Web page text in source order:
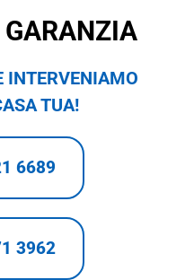
GARANZIA
INTERVENIAMO
TUA!
6689
3962